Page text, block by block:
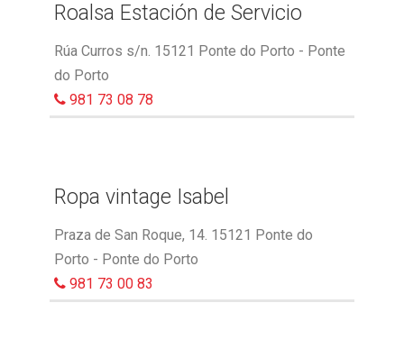
Roalsa Estación de Servicio
Rúa Curros s/n. 15121 Ponte do Porto - Ponte
do Porto
981 73 08 78
Ropa vintage Isabel
Praza de San Roque, 14. 15121 Ponte do
Porto - Ponte do Porto
981 73 00 83